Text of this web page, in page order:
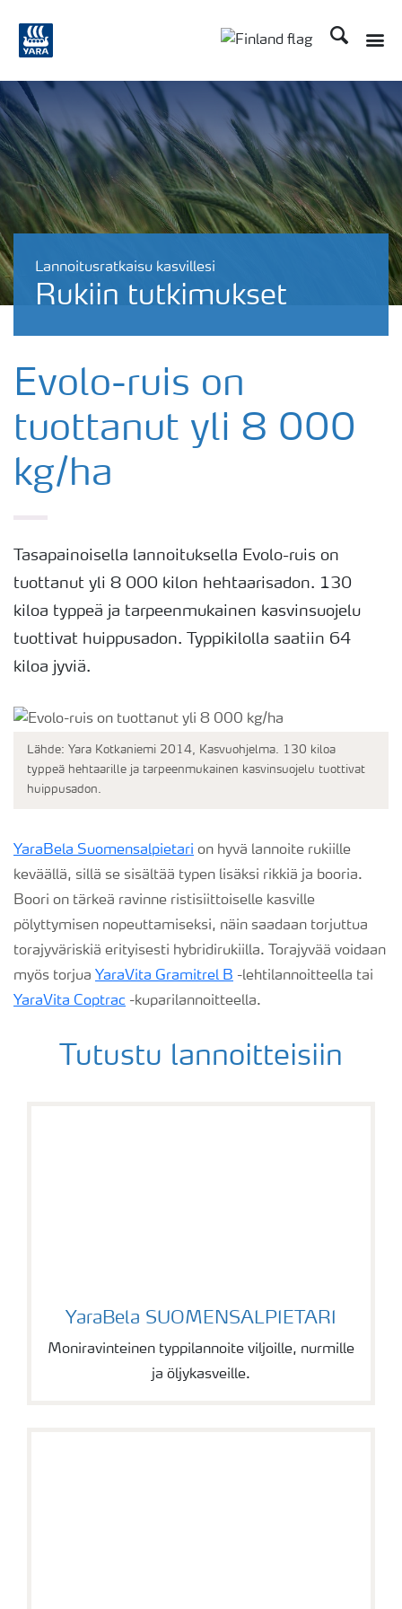
Etsi
Lannoitusratkaisu kasvillesi
Rukiin tutkimukset
Evolo-ruis on
tuottanut yli 8 000
kg/ha
Tasapainoisella lannoituksella Evolo-ruis on
tuottanut yli 8 000 kilon hehtaarisadon. 130
kiloa typpeä ja tarpeenmukainen kasvinsuojelu
tuottivat huippusadon. Typpikilolla saatiin 64
kiloa jyviä.
Lähde: Yara Kotkaniemi 2014, Kasvuohjelma. 130 kiloa
typpeä hehtaarille ja tarpeenmukainen kasvinsuojelu tuottivat
huippusadon.
YaraBela Suomensalpietari on hyvä lannoite rukiille
keväällä, sillä se sisältää typen lisäksi rikkiä ja booria.
Boori on tärkeä ravinne ristisiittoiselle kasville
pölyttymisen nopeuttamiseksi, näin saadaan torjuttua
torajyväriskiä erityisesti hybridirukiilla. Torajyvää voidaan
myös torjua YaraVita Gramitrel B -lehtilannoitteella tai
YaraVita Coptrac -kuparilannoitteella.
Tutustu lannoitteisiin
YaraBela SUOMENSALPIETARI
YaraBela SUOMENSALPIETARI
Moniravinteinen typpilannoite viljoille, nurmille
ja öljykasveille.